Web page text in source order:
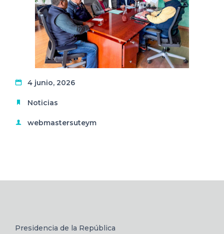
4 junio, 2026
Noticias
webmastersuteym
Presidencia de la República